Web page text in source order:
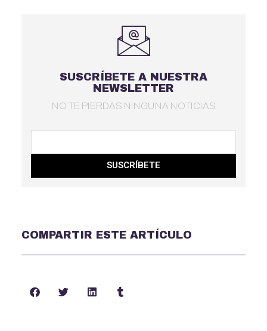
SUSCRÍBETE A NUESTRA
NEWSLETTER
NO TE PIERDAS NINGUNA NOTICIAS
SUSCRÍBETE
COMPARTIR ESTE ARTÍCULO